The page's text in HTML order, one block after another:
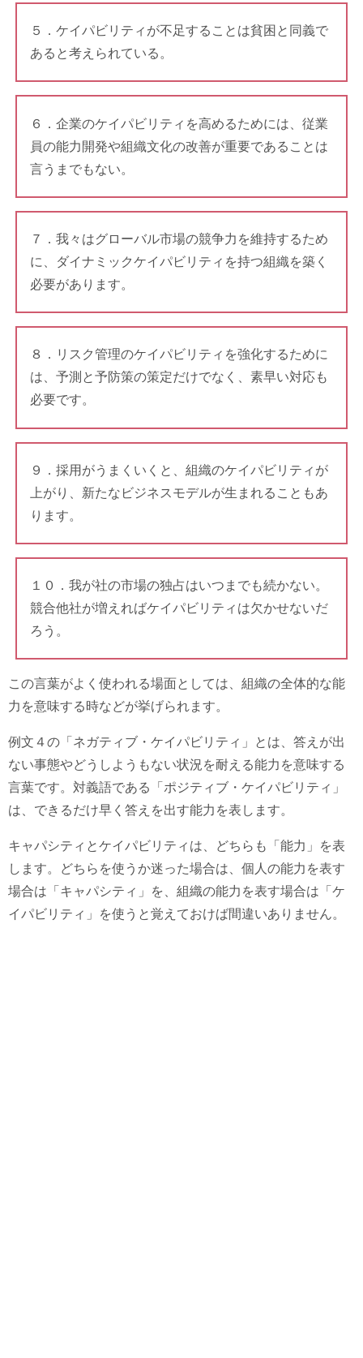
５．ケイパビリティが不足することは貧困と同義で
あると考えられている。
６．企業のケイパビリティを高めるためには、従業
員の能力開発や組織文化の改善が重要であることは
言うまでもない。
７．我々はグローバル市場の競争力を維持するため
に、ダイナミックケイパビリティを持つ組織を築く
必要があります。
８．リスク管理のケイパビリティを強化するために
は、予測と予防策の策定だけでなく、素早い対応も
必要です。
９．採用がうまくいくと、組織のケイパビリティが
上がり、新たなビジネスモデルが生まれることもあ
ります。
１０．我が社の市場の独占はいつまでも続かない。
競合他社が増えればケイパビリティは欠かせないだ
ろう。
この言葉がよく使われる場面としては、組織の全体的な能
力を意味する時などが挙げられます。
例文４の「ネガティブ・ケイパビリティ」とは、答えが出
ない事態やどうしようもない状況を耐える能力を意味する
言葉です。対義語である「ポジティブ・ケイパビリティ」
は、できるだけ早く答えを出す能力を表します。
キャパシティとケイパビリティは、どちらも「能力」を表
します。どちらを使うか迷った場合は、個人の能力を表す
場合は「キャパシティ」を、組織の能力を表す場合は「ケ
イパビリティ」を使うと覚えておけば間違いありません。